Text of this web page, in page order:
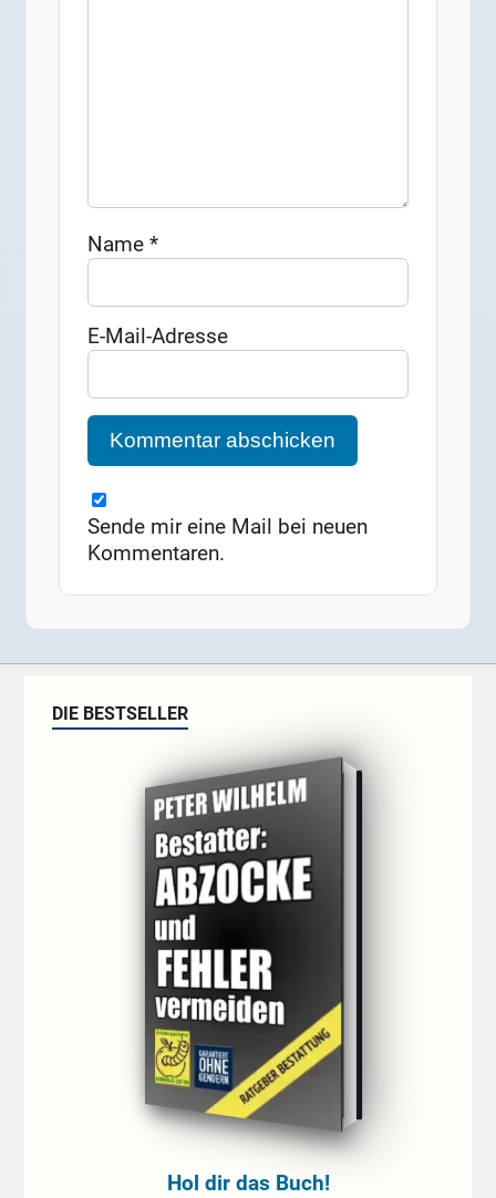
Name*
E-Mail-Adresse
Sende mir eine Mail bei neuen
Kommentaren.
DIE BESTSELLER
Hol dir das Buch!